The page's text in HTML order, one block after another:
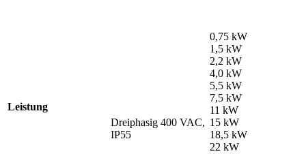
Leistung
Dreiphasig 400 VAC,
IP55
0,75 kW
1,5 kW
2,2 kW
4,0 kW
5,5 kW
7,5 kW
11 kW
15 kW
18,5 kW
22 kW